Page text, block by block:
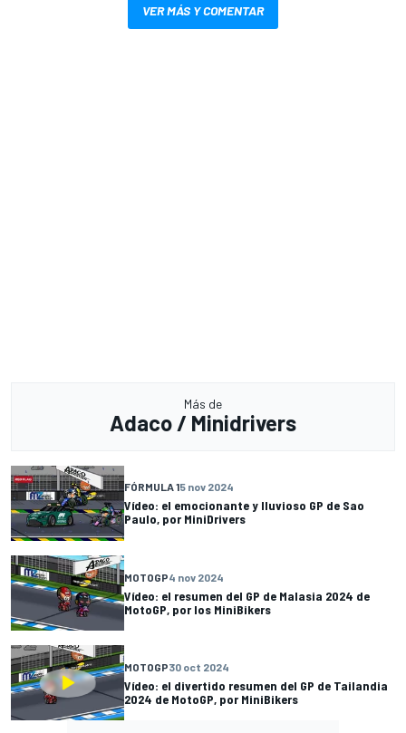
VER MÁS Y COMENTAR
Más de
Adaco / Minidrivers
FÓRMULA 15 nov 2024
Vídeo: el emocionante y lluvioso GP de Sao
Paulo, por MiniDrivers
MOTOGP4 nov 2024
Vídeo: el resumen del GP de Malasia 2024 de
MotoGP, por los MiniBikers
MOTOGP30 oct 2024
Vídeo: el divertido resumen del GP de Tailandia
2024 de MotoGP, por MiniBikers